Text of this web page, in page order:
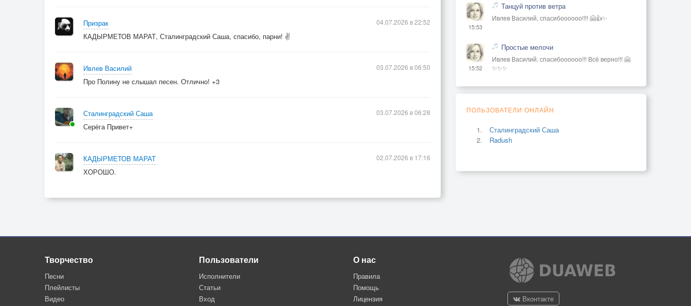
Призрак
КАДЫРМЕТОВ МАРАТ, Сталинградский Саша, спасибо, парни! ✌️
04.07.2026 в 22:52
Ивлев Василий
Про Полину не слышал песен. Отлично! +3
03.07.2026 в 06:50
Сталинградский Саша
Серёга Привет+
03.07.2026 в 06:28
КАДЫРМЕТОВ МАРАТ
ХОРОШО.
02.07.2026 в 17:16
15:53
Танцуй против ветра
Ивлев Василий, спасибоооооо!!!! 🤗👍✨
15:52
Простые мелочи
Ивлев Василий, спасибоооооо!!! Всё верно!!! 🤗
✨✨✨
ПОЛЬЗОВАТЕЛИ ОНЛАЙН
Сталинградский Саша
Radush
Творчество
Песни
Плейлисты
Видео
Пользователи
Исполнители
Статьи
Вход
О нас
Правила
Помощь
Лицензия
Вконтакте